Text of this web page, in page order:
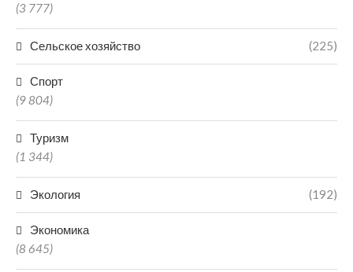
(3 777)
Сельское хозяйство (225)
Спорт
(9 804)
Туризм
(1 344)
Экология (192)
Экономика
(8 645)